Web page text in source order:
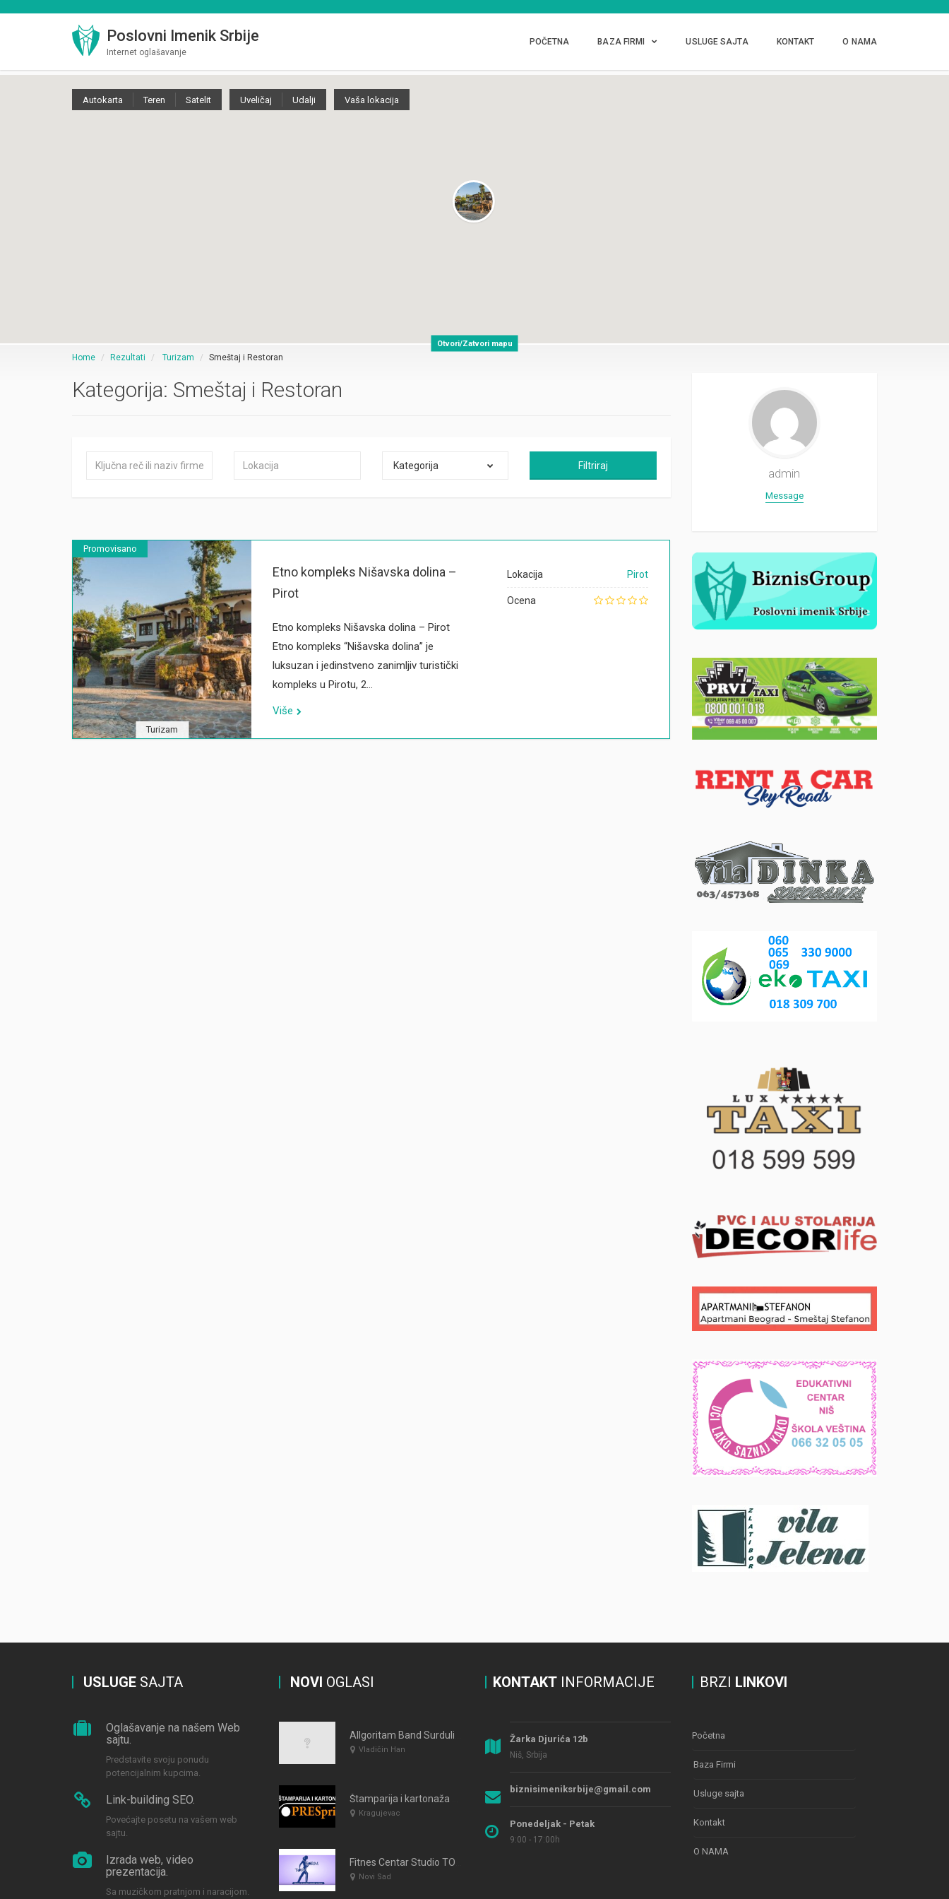
Poslovni Imenik Srbije
Internet oglašavanje
POČETNA BAZA FIRMI USLUGE SAJTA KONTAKT O NAMA
Otvori/Zatvori mapu
Autokarta Teren Satelit Uveličaj Udalji Vaša lokacija
Home Rezultati Turizam Smeštaj i Restoran
Kategorija: Smeštaj i Restoran
Kategorija Filtriraj
Promovisano
Turizam
Etno kompleks Nišavska dolina –
Pirot
Etno kompleks Nišavska dolina – Pirot
Etno kompleks “Nišavska dolina” je
luksuzan i jedinstveno zanimljiv turistički
kompleks u Pirotu, 2…
Više
Lokacija Pirot
Ocena
admin
Message
USLUGE SAJTA
Oglašavanje na našem Web
sajtu.
Predstavite svoju ponudu
potencijalnim kupcima.
Link-building SEO.
Povećajte posetu na vašem web
sajtu.
Izrada web, video
prezentacija.
Sa muzičkom pratnjom i naracijom.
NOVI OGLASI
Vladičin Han
Kragujevac
Novi Sad
KONTAKT INFORMACIJE
Žarka Djurića 12b
Niš, Srbija
biznisimeniksrbije@gmail.com
Ponedeljak - Petak
9:00 - 17:00h
BRZI LINKOVI
Početna
Baza Firmi
Usluge sajta
Kontakt
O NAMA